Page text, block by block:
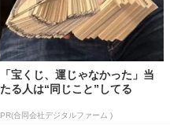
「宝くじ、運じゃなかった」当
たる人は“同じこと”してる
PR(合同会社デジタルファーム )